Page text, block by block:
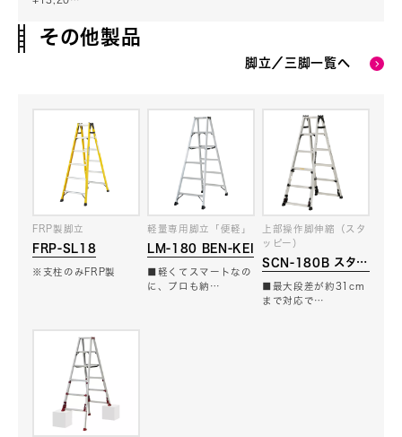
その他製品
脚立／三脚一覧へ
FRP-SL18
FRP製脚立
※支柱のみFRP製
LM-180 BEN-KEI
軽量専用脚立「便軽」
■軽くてスマートなの
に、プロも納…
SCN-180B スタッ
上部操作脚伸縮（スタ
ッピー）
■最大段差が約31cm
まで対応で…